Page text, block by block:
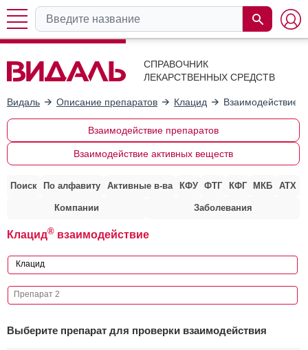
СПРАВОЧНИК
ЛЕКАРСТВЕННЫХ СРЕДСТВ
Видаль Описание препаратов Клацид Взаимодействие
Взаимодействие препаратов
Взаимодействие активных веществ
Поиск По алфавиту Активные в-ва КФУ ФТГ КФГ МКБ АТХ
Компании Заболевания
Клацид® взаимодействие
Выберите препарат для проверки взаимодействия